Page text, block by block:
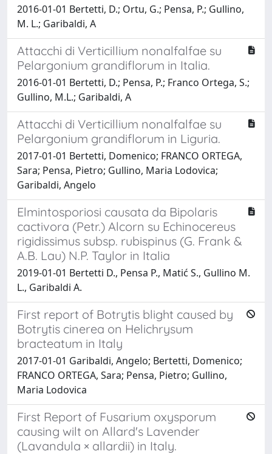
2016-01-01 Bertetti, D.; Ortu, G.; Pensa, P.; Gullino,
M. L.; Garibaldi, A
Attacchi di Verticillium nonalfalfae su
Pelargonium grandiflorum in Italia.
2016-01-01 Bertetti, D.; Pensa, P.; Franco Ortega, S.;
Gullino, M.L.; Garibaldi, A
Attacchi di Verticillium nonalfalfae su
Pelargonium grandiflorum in Liguria.
2017-01-01 Bertetti, Domenico; FRANCO ORTEGA,
Sara; Pensa, Pietro; Gullino, Maria Lodovica;
Garibaldi, Angelo
Elmintosporiosi causata da Bipolaris
cactivora (Petr.) Alcorn su Echinocereus
rigidissimus subsp. rubispinus (G. Frank &
A.B. Lau) N.P. Taylor in Italia
2019-01-01 Bertetti D., Pensa P., Matić S., Gullino M.
L., Garibaldi A.
First report of Botrytis blight caused by
Botrytis cinerea on Helichrysum
bracteatum in Italy
2017-01-01 Garibaldi, Angelo; Bertetti, Domenico;
FRANCO ORTEGA, Sara; Pensa, Pietro; Gullino,
Maria Lodovica
First Report of Fusarium oxysporum
causing wilt on Allard's Lavender
(Lavandula × allardii) in Italy.